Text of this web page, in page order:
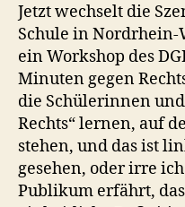
Jetzt wechselt die
Schule in Nordrhein-
ein Workshop des
Minuten gegen
die Schülerinnen
Rechts“ lernen, auf
stehen, und das ist
gesehen, oder irre
Publikum erfährt,